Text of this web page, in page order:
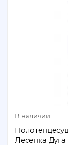
В наличии
Лесенка Дуга